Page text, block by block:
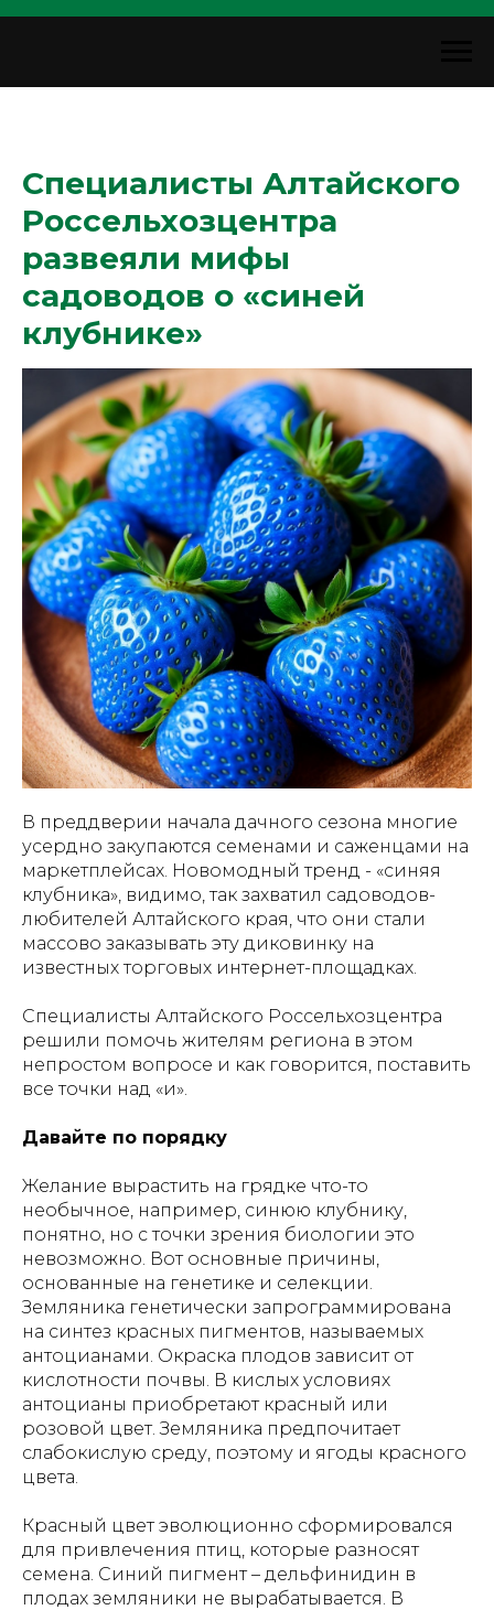
Специалисты Алтайского
Россельхозцентра
развеяли мифы
садоводов о «синей
клубнике»
В преддверии начала дачного сезона многие
усердно закупаются семенами и саженцами на
маркетплейсах. Новомодный тренд - «синяя
клубника», видимо, так захватил садоводов-
любителей Алтайского края, что они стали
массово заказывать эту диковинку на
известных торговых интернет-площадках.
Специалисты Алтайского Россельхозцентра
решили помочь жителям региона в этом
непростом вопросе и как говорится, поставить
все точки над «и».
Давайте по порядку
Желание вырастить на грядке что-то
необычное, например, синюю клубнику,
понятно, но с точки зрения биологии это
невозможно. Вот основные причины,
основанные на генетике и селекции.
Земляника генетически запрограммирована
на синтез красных пигментов, называемых
антоцианами. Окраска плодов зависит от
кислотности почвы. В кислых условиях
антоцианы приобретают красный или
розовой цвет. Земляника предпочитает
слабокислую среду, поэтому и ягоды красного
цвета.
Красный цвет эволюционно сформировался
для привлечения птиц, которые разносят
семена. Синий пигмент – дельфинидин в
плодах земляники не вырабатывается. В